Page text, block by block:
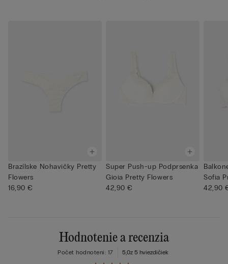
Brazílske Nohavičky Pretty
Flowers
16,90 €
Super Push-up Podprsenka
Gioia Pretty Flowers
42,90 €
Sofia
42,90
Hodnotenie a recenzia
5,0z 5 hviezdičiek
Počet hodnotení: 17